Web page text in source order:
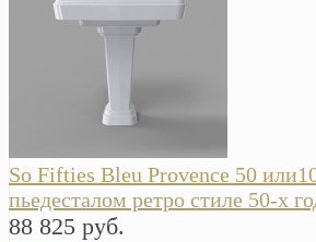
So Fifties Bleu Provence 50
пьедесталом ретро стиле 50-х
88 825 руб.